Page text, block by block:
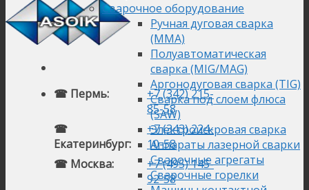
☎ Пермь:
+7 (342) 215-
85-58
☎
Екатеринбург:
+7 (343) 224-
10-58
☎ Москва:
+7 (495) 145-
92-58
Сварочное оборудование
Ручная дуговая сварка
(MMA)
Полуавтоматическая
сварка (MIG/MAG)
Аргонодуговая сварка (TIG)
Сварка под слоем флюса
(SAW)
Электроискровая сварка
Аппараты лазерной сварки
Сварочные агрегаты
Сварочные горелки